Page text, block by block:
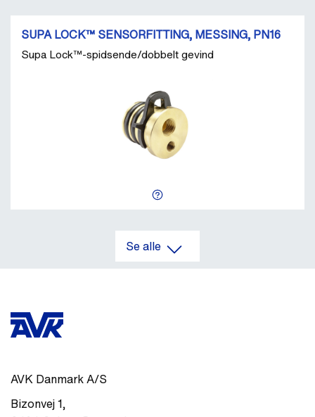
SUPA LOCK™ SENSORFITTING, MESSING, PN16
Supa Lock™-spidsende/dobbelt gevind
Se alle
AVK Danmark A/S
Bizonvej 1,